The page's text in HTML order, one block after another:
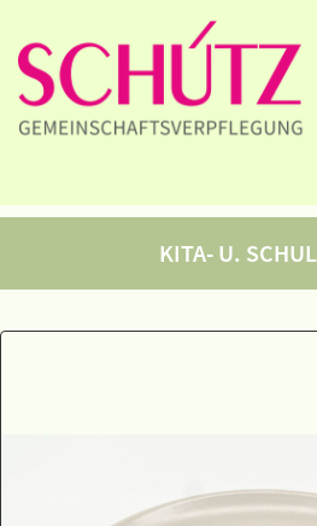
KITA- U.